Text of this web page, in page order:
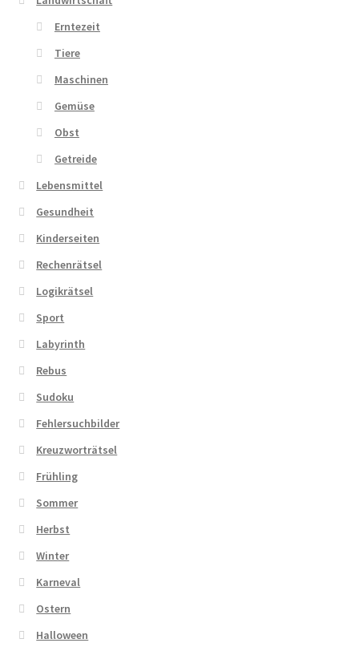
Erntezeit
Tiere
Maschinen
Gemüse
Obst
Getreide
Lebensmittel
Gesundheit
Kinderseiten
Rechenrätsel
Logikrätsel
Sport
Labyrinth
Rebus
Sudoku
Fehlersuchbilder
Kreuzworträtsel
Frühling
Sommer
Herbst
Winter
Karneval
Ostern
Halloween